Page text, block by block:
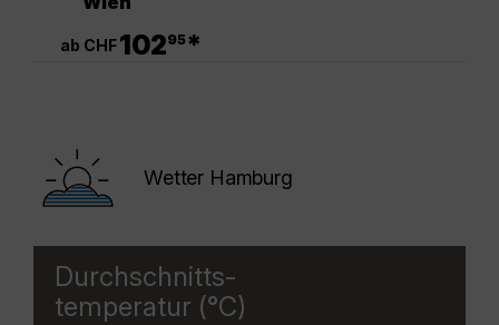
ab CHF10295*
Wetter Hamburg
Durchschnitts-
temperatur (°C)